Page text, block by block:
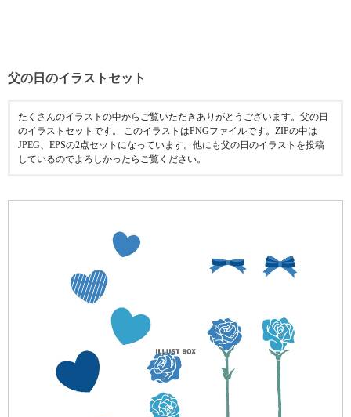
父の日のイラストセット
たくさんのイラストの中からご覧いただきありがとうございます。父の日
のイラストセットです。 このイラストはPNGファイルです。ZIPの中は
JPEG、EPSの2点セットになっています。他にも父の日のイラストを投稿
しているのでよろしかったらご覧ください。